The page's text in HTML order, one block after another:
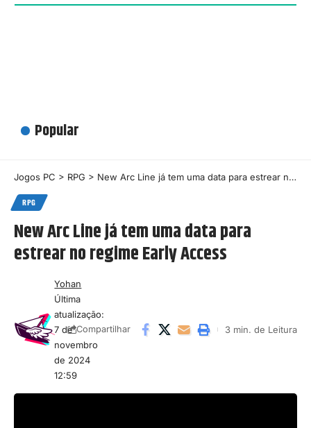
Popular
Jogos PC > RPG > New Arc Line já tem uma data para estrear no regime Early Access
RPG
New Arc Line já tem uma data para
estrear no regime Early Access
Última
atualização:
7 de
novembro
de 2024
12:59
Yohan
Compartilhar 3 min. de Leitura